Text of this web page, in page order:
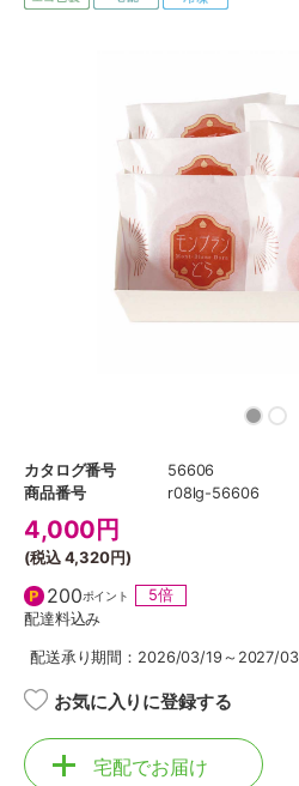
カタログ番号
56606
商品番号
r08lg-56606
4,000 円
(税込4,320円)
200ポイント
5倍
配達料込み
配送承り期間：2026/03/19～2027/
お気に入りに登録する
宅配でお届け